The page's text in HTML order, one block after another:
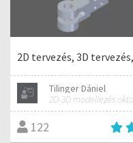
2D tervezés, 3D
Tilinger Dániel
2D-3D modellezés
122